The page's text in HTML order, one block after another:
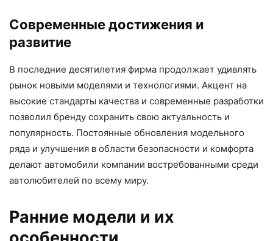
Современные достижения и
развитие
В последние десятилетия фирма продолжает удивлять
рынок новыми моделями и технологиями. Акцент на
высокие стандарты качества и современные разработки
позволил бренду сохранить свою актуальность и
популярность. Постоянные обновления модельного
ряда и улучшения в области безопасности и комфорта
делают автомобили компании востребованными среди
автолюбителей по всему миру.
Ранние модели и их